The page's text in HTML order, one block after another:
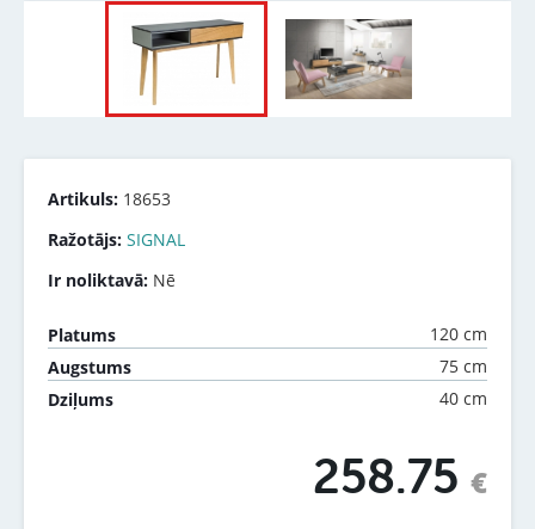
Artikuls: 18653
Ražotājs: SIGNAL
Ir noliktavā: Nē
Platums
120 cm
Augstums
75 cm
Dziļums
40 cm
258.75 €